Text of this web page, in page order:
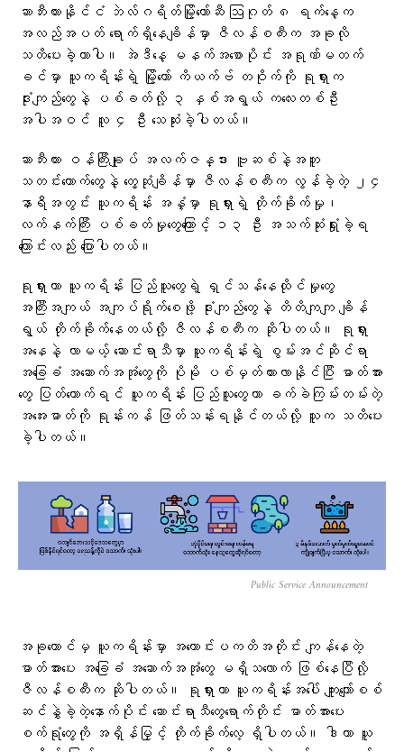
ဆာဘီးယားနိုင်ငံ ဘဲလ်ဂရိတ်မြို့တော်ဆီ ဩဂုတ် ၈ ရက်နေ့က
အလည်အပတ် ရောက်ရှိနေချိန်မှာ ဇီလန်စကီးက အခုလို
သတိပေးခဲ့တာပါ။ အဲဒီနေ့ မနက်အစောပိုင်း အရုဏ်မတက်
ခင်မှာ ယူကရိန်းရဲ့ မြို့တော် ကိယက်ဗ် တဝိုက်ကို ရုရှားက
ဒုံးကျည်တွေနဲ့ ပစ်ခတ်လို့ ၃ နှစ်အရွယ် ကလေးတစ်ဦး
အပါအဝင် လူ ၄ ဦး သေဆုံးခဲ့ပါတယ်။
ဆာဘီးယား ဝန်ကြီးချုပ် အလက်ဇန္ဒား ဗူဆစ်နဲ့အတူ
သတင်းထောက်တွေနဲ့ တွေ့ဆုံချိန်မှာ ဇီလန်စကီးက လွန်ခဲ့တဲ့ ၂၄
နာရီအတွင်း ယူကရိန်း အနှံ့မှာ ရုရှားရဲ့ တိုက်ခိုက်မှု၊
လက်နက်ကြီး ပစ်ခတ်မှုတွေကြောင့် ၁၃ ဦး အသက်ဆုံးရှုံးခဲ့ရ
ကြောင်းလည်း ပြောပါတယ်။
ရုရှားဟာ ယူကရိန်း ပြည်သူတွေရဲ့ ရှင်သန်နေထိုင်မှုတွေ
အကြီးအကျယ် အကျပ်ရိုက်စေဖို့ ဒုံးကျည်တွေနဲ့ တိတိကျကျ ချိန်
ရွယ် တိုက်ခိုက်နေတယ်လို့ ဇီလန်စကီးက ဆိုပါတယ်။ ရုရှား
အနေနဲ့ လာမယ့် ဆောင်းရာသီမှာ ယူကရိန်းရဲ့ စွမ်းအင်ဆိုင်ရာ
အခြေခံ အဆောက်အအုံတွေကို ပိုမို ပစ်မှတ်ထားလာနိုင်ပြီး ဓာတ်အား
တွေ ပြတ်တောက်ရင် ယူကရိန်း ပြည်သူတွေဟာ ခက်ခဲကြမ်းတမ်းတဲ့
အအေးဓာတ်ကို ရုန်းကန် ဖြတ်သန်းရနိုင်တယ်လို့ သူက သတိပေး
ခဲ့ပါတယ်။
Public Service Announcement
အခုတောင်မှ ယူကရိန်းမှာ အကောင်းပကတိအတိုင်း ကျန်နေတဲ့
ဓာတ်အားပေး အခြေခံ အဆောက်အအုံတွေ မရှိသလောက် ဖြစ်နေပြီလို့
ဇီလန်စကီးက ဆိုပါတယ်။ ရုရှားဟာ ယူကရိန်းအပေါ် ကျူးကျော်စစ်
ဆင်နွှဲခဲ့တဲ့နောက်ပိုင်း ဆောင်းရာသီတွေရောက်တိုင်း ဓာတ်အားပေး
စက်ရုံတွေကို အရှိန်မြှင့် တိုက်ခိုက်လေ့ ရှိပါတယ်။ ဒါဟာ ယူ